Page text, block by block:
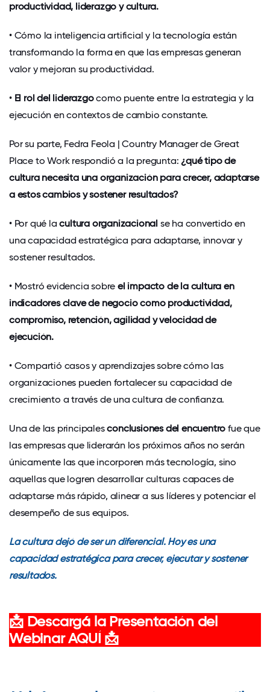
productividad, liderazgo y cultura.
• Cómo la inteligencia artificial y la tecnología están
transformando la forma en que las empresas generan
valor y mejoran su productividad.
•El rol del liderazgocomo puente entre la estrategia y la
ejecución en contextos de cambio constante.
Por su parte, Fedra Feola | Country Manager de Great
Place to Work respondió a la pregunta: ¿qué tipo de
cultura necesita una organización para crecer, adaptarse
a estos cambios y sostener resultados?
• Por qué lacultura organizacional se ha convertido en
una capacidad estratégica para adaptarse, innovar y
sostener resultados.
• Mostró evidencia sobre el impacto de la cultura en
indicadores clave de negocio como productividad,
compromiso, retención, agilidad y velocidad de
ejecución.
• Compartió casos y aprendizajes sobre cómo las
organizaciones pueden fortalecer su capacidad de
crecimiento a través de una cultura de confianza.
Una de las principalesconclusiones del encuentro fue que
las empresas que liderarán los próximos años no serán
únicamente las que incorporen más tecnología, sino
aquellas que logren desarrollar culturas capaces de
adaptarse más rápido, alinear a sus líderes y potenciar el
desempeño de sus equipos.
La cultura dejó de ser un diferencial. Hoy es una
capacidad estratégica para crecer, ejecutar y sostener
resultados.
📩 Descargá la Presentación del
Webinar AQUÍ 📩